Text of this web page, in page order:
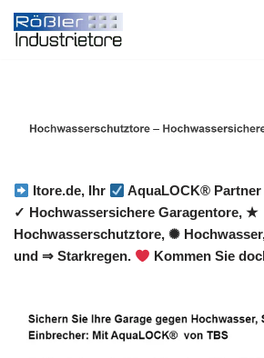
Zum
Itore.de, Ihr
AquaLOCK®
✓ Hochwassersichere Garagentore, ★
Hochwasserschutztore, ✺
und ⇒ Starkregen.
Kommen Sie